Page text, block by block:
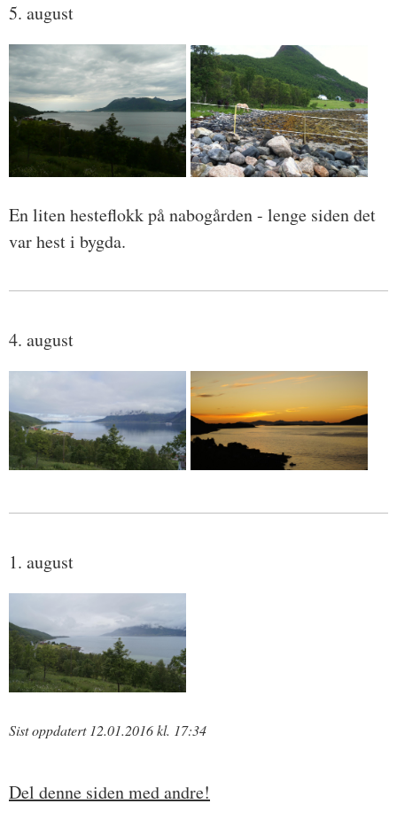
5. august
En liten hesteflokk på nabogården - lenge siden det
var hest i bygda.
4. august
1. august
Sist oppdatert 12.01.2016 kl. 17:34
Del denne siden med andre!